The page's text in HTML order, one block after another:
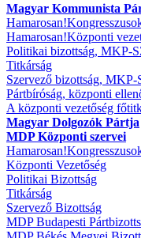
Magyar Kommunista
Hamarosan!
Hamarosan!Központi
Politikai bizottság, MKP-
Titkárság
Szervező bizottság, MKP-
Pártbíróság, központi
A központi vezetőség
Magyar Dolgozók Pártja
MDP Központi szervei
Hamarosan!
Központi Vezetőség
Politikai Bizottság
Titkárság
Szervező Bizottság
MDP Budapesti